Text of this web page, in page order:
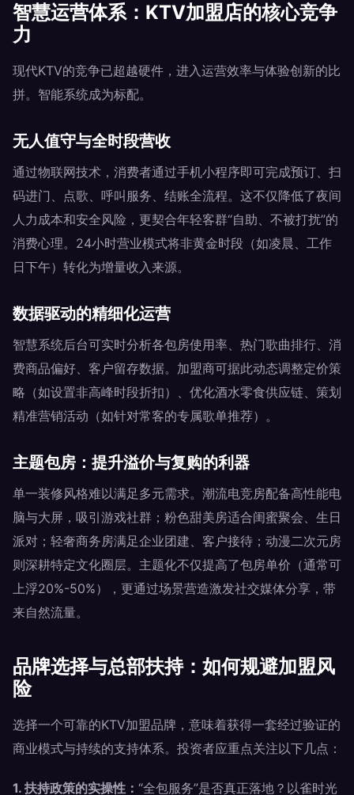
智慧运营体系：KTV加盟店的核心竞争
力
现代KTV的竞争已超越硬件，进入运营效率与体验创新的比
拼。智能系统成为标配。
无人值守与全时段营收
通过物联网技术，消费者通过手机小程序即可完成预订、扫
码进门、点歌、呼叫服务、结账全流程。这不仅降低了夜间
人力成本和安全风险，更契合年轻客群“自助、不被打扰”的
消费心理。24小时营业模式将非黄金时段（如凌晨、工作
日下午）转化为增量收入来源。
数据驱动的精细化运营
智慧系统后台可实时分析各包房使用率、热门歌曲排行、消
费商品偏好、客户留存数据。加盟商可据此动态调整定价策
略（如设置非高峰时段折扣）、优化酒水零食供应链、策划
精准营销活动（如针对常客的专属歌单推荐）。
主题包房：提升溢价与复购的利器
单一装修风格难以满足多元需求。潮流电竞房配备高性能电
脑与大屏，吸引游戏社群；粉色甜美房适合闺蜜聚会、生日
派对；轻奢商务房满足企业团建、客户接待；动漫二次元房
则深耕特定文化圈层。主题化不仅提高了包房单价（通常可
上浮20%-50%），更通过场景营造激发社交媒体分享，带
来自然流量。
品牌选择与总部扶持：如何规避加盟风
险
选择一个可靠的KTV加盟品牌，意味着获得一套经过验证的
商业模式与持续的支持体系。投资者应重点关注以下几点：
1. 扶持政策的实操性： “全包服务”是否真正落地？以雀时光